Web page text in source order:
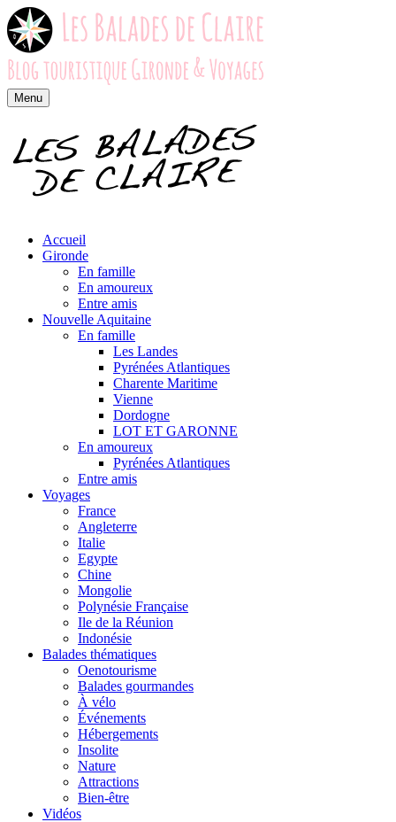
Menu
Accueil
Gironde
En famille
En amoureux
Entre amis
Nouvelle Aquitaine
En famille
Les Landes
Pyrénées Atlantiques
Charente Maritime
Vienne
Dordogne
LOT ET GARONNE
En amoureux
Pyrénées Atlantiques
Entre amis
Voyages
France
Angleterre
Italie
Egypte
Chine
Mongolie
Polynésie Française
Ile de la Réunion
Indonésie
Balades thématiques
Oenotourisme
Balades gourmandes
À vélo
Événements
Hébergements
Insolite
Nature
Attractions
Bien-être
Vidéos